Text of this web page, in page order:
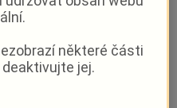
|07:57
některé části
jej.